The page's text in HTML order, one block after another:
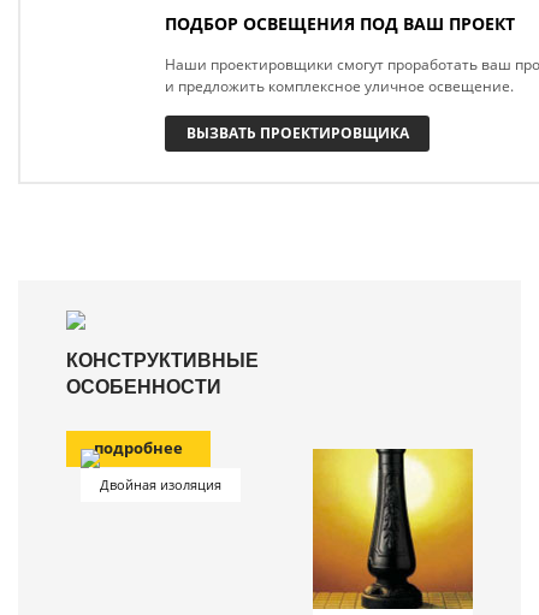
ПОДБОР ОСВЕЩЕНИЯ ПОД ВАШ ПРОЕКТ
Наши проектировщики смогут проработать ваш
и предложить комплексное уличное освещение.
ВЫЗВАТЬ ПРОЕКТИРОВЩИКА
КОНСТРУКТИВНЫЕ
ОСОБЕННОСТИ
подробнее
Двойная изоляция